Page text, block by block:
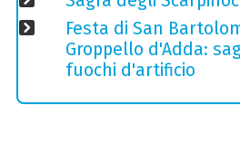
Festa di San
Groppello d'Adda:
fuochi d'artificio